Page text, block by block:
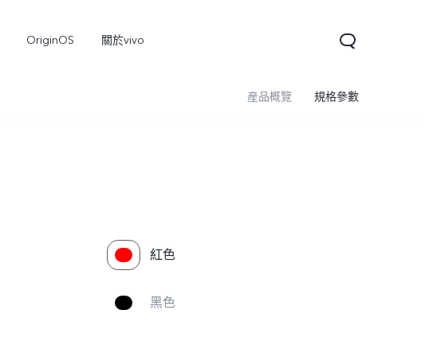
OriginOS 關於vivo
産品概覽 規格參數
紅色
黑色